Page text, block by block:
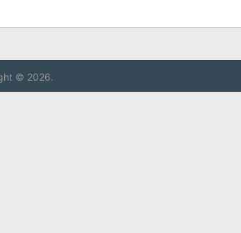
© 2026.